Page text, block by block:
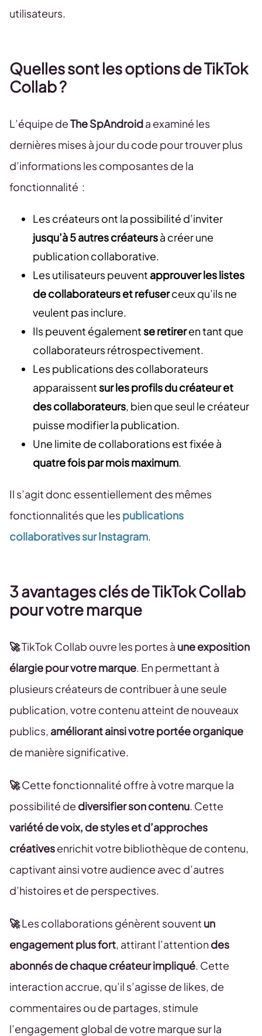
utilisateurs.
Quelles sont les options de TikTok
Collab ?
L’équipe deThe SpAndroida examiné les
dernières mises à jour du code pour trouver plus
d’informations les composantes de la
fonctionnalité :
Les créateurs ont la possibilité d’inviter
jusqu’à 5 autres créateursà créer une
publication collaborative.
Les utilisateurs peuvent approuver les listes
de collaborateurs et refuserceux qu’ils ne
veulent pas inclure.
Ils peuvent égalementse retireren tant que
collaborateurs rétrospectivement.
Les publications des collaborateurs
apparaissentsur les profils du créateur et
des collaborateurs, bien que seul le créateur
puisse modifier la publication.
Une limite de collaborations est fixée à
quatre fois par mois maximum.
Il s’agit donc essentiellement des mêmes
fonctionnalités que lespublications
collaboratives sur Instagram.
3 avantages clés de TikTok Collab
pour votre marque
🚀TikTok Collab ouvre les portes à une exposition
élargie pour votre marque. En permettant à
plusieurs créateurs de contribuer à une seule
publication, votre contenu atteint de nouveaux
publics, améliorant ainsi votre portée organique
de manière significative.
🚀Cette fonctionnalité offre à votre marque la
possibilité de diversifier son contenu. Cette
variété de voix, de styles et d’approches
créativesenrichit votre bibliothèque de contenu,
captivant ainsi votre audience avec d’autres
d’histoires et de perspectives.
🚀Les collaborations génèrent souvent un
engagement plus fort, attirant l’attentiondes
abonnés de chaque créateur impliqué. Cette
interaction accrue, qu’il s’agisse de likes, de
commentaires ou de partages, stimule
l’engagement global de votre marque sur la